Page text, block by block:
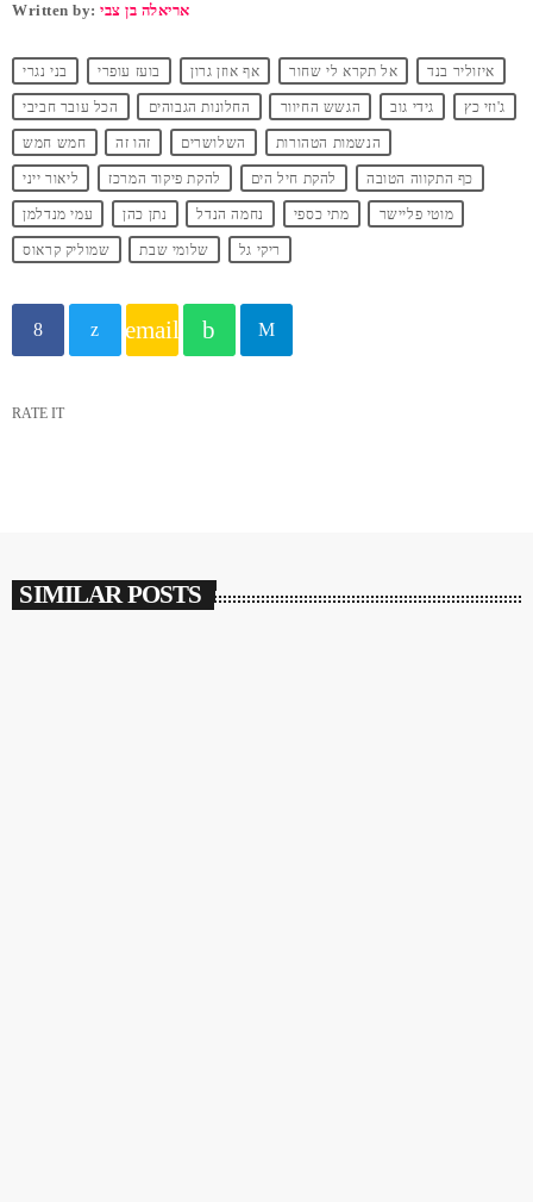
Written by:אריאלה בן צבי
איזוליר בנד אל תקרא לי שחור אף אוזן גרון בועז עופרי בני נגרי
ג'וזי כץ גידי גוב הגשש החיוור החלונות הגבוהים הכל עובר חביבי
הנשמות הטהורות השלושרים זהו זה חמש חמש
כף התקווה הטובה להקת חיל הים להקת פיקוד המרכז ליאור ייני
מוטי פליישר מתי כספי נחמה הנדל נתן כהן עמי מנדלמן
ריקי גל שלומי שבת שמוליק קראוס
email
RATE IT
SIMILAR POSTS